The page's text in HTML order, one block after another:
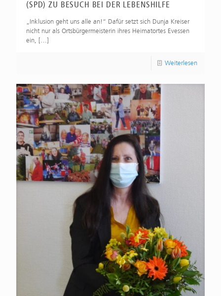
(SPD) ZU BESUCH BEI DER LEBENSHILFE
„Inklusion geht uns alle an!“ Dafür setzt sich Dunja Kreiser
nicht nur als Ortsbürgermeisterin ihres Heimatortes Evessen
ein, […]
Weiterlesen